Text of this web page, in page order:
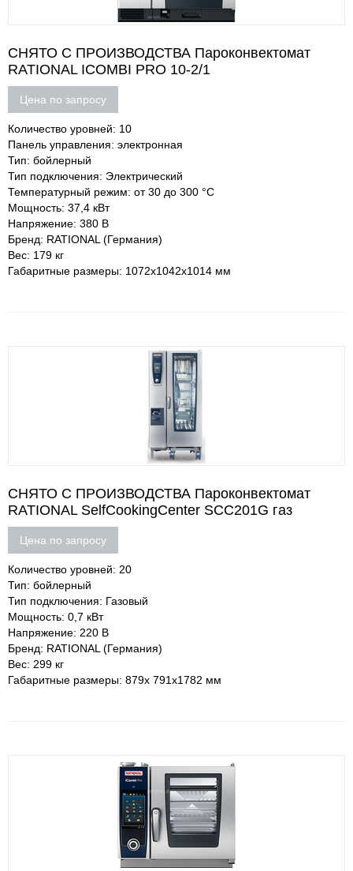
СНЯТО С ПРОИЗВОДСТВА Пароконвектомат
RATIONAL ICOMBI PRO 10-2/1
Цена по запросу
Количество уровней: 10
Панель управления: электронная
Тип: бойлерный
Тип подключения: Электрический
Температурный режим: от 30 до 300 °С
Мощность: 37,4 кВт
Напряжение: 380 В
Бренд: RATIONAL (Германия)
Вес: 179 кг
Габаритные размеры: 1072х1042х1014 мм
СНЯТО С ПРОИЗВОДСТВА Пароконвектомат
RATIONAL SelfCookingCenter SCC201G газ
Цена по запросу
Количество уровней: 20
Тип: бойлерный
Тип подключения: Газовый
Мощность: 0,7 кВт
Напряжение: 220 В
Бренд: RATIONAL (Германия)
Вес: 299 кг
Габаритные размеры: 879х 791х1782 мм